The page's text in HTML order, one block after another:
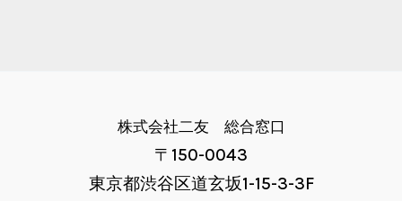
株式会社二友 総合窓口
〒150-0043
東京都渋谷区道玄坂1-15-3-3F